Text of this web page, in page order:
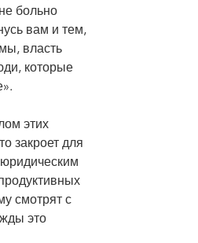
больно
вам и тем,
власть
которые
этих
закроет для
смотрят с
это